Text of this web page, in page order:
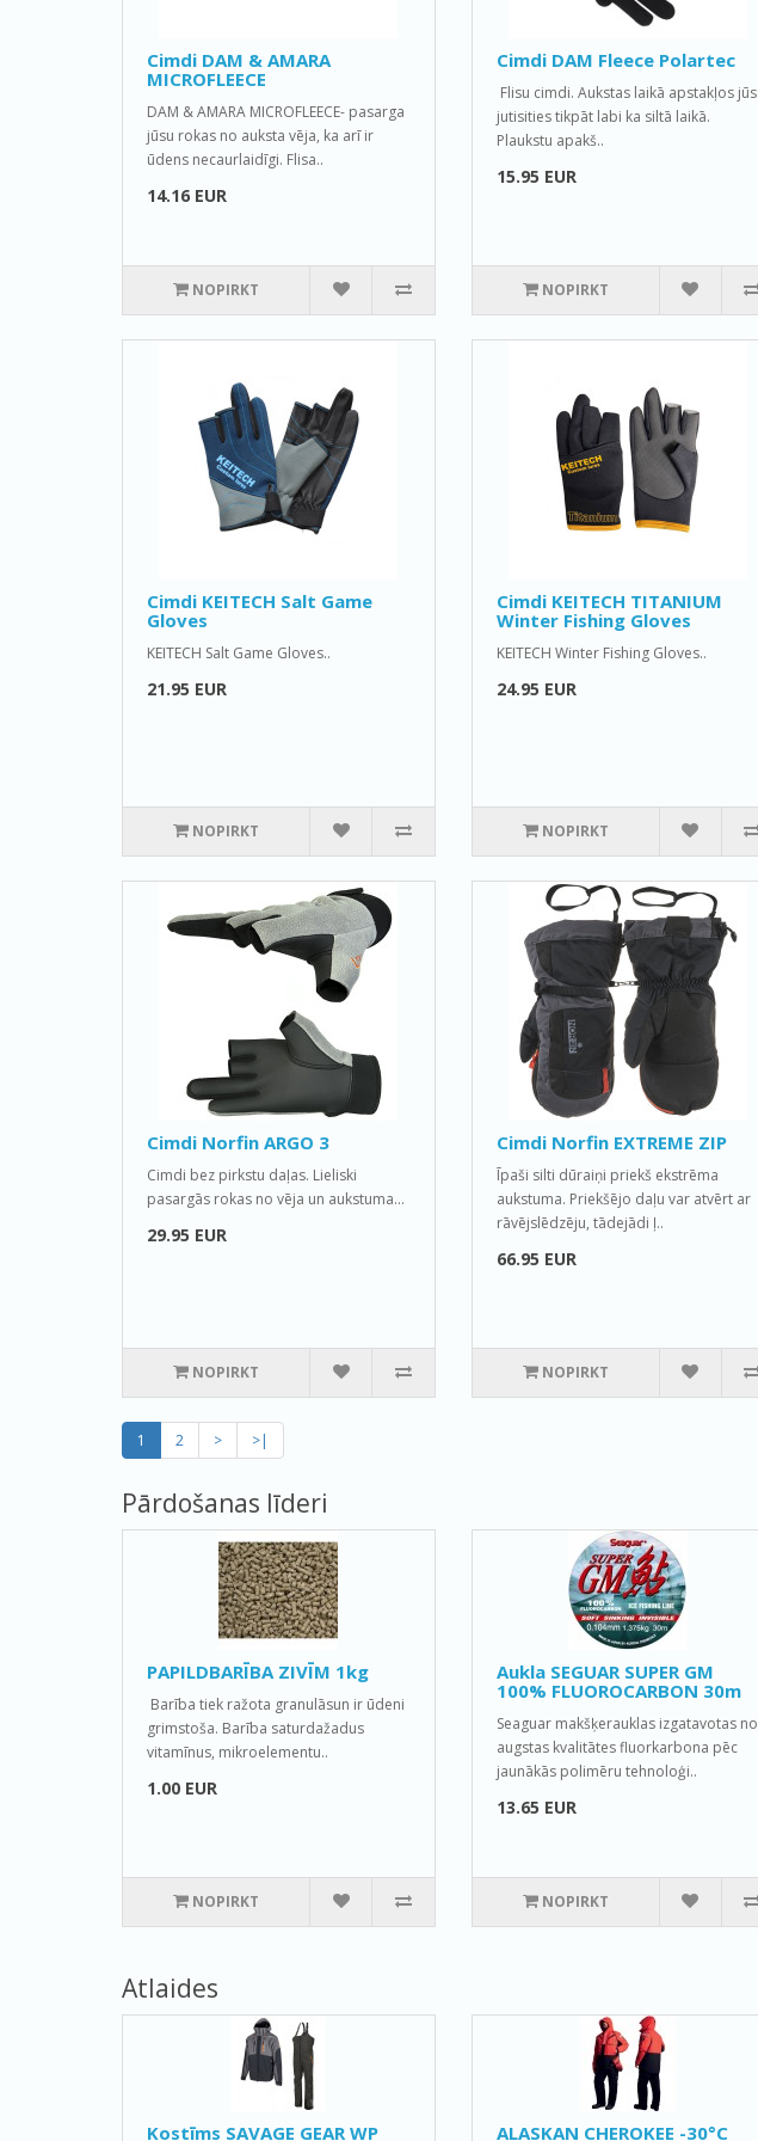
Cimdi DAM & AMARA
MICROFLEECE
DAM & AMARA MICROFLEECE- pasarga
jūsu rokas no auksta vēja, ka arī ir
ūdens necaurlaidīgi. Flisa..
14.16 EUR
NOPIRKT
Cimdi DAM Fleece Polartec
Flisu cimdi. Aukstas laikā apstakļos jūs
jutisities tikpāt labi ka siltā laikā.
Plaukstu apakš..
15.95 EUR
NOPIRKT
Cimdi KEITECH Salt Game
Gloves
KEITECH Salt Game Gloves..
21.95 EUR
NOPIRKT
Cimdi KEITECH TITANIUM
Winter Fishing Gloves
KEITECH Winter Fishing Gloves..
24.95 EUR
NOPIRKT
Cimdi Norfin ARGO 3
Cimdi bez pirkstu daļas. Lieliski
pasargās rokas no vēja un aukstuma...
29.95 EUR
NOPIRKT
Cimdi Norfin EXTREME ZIP
Īpaši silti dūraiņi priekš ekstrēma
aukstuma. Priekšējo daļu var atvērt ar
rāvējslēdzēju, tādejādi ļ..
66.95 EUR
NOPIRKT
1 2 > >|
Pārdošanas līderi
PAPILDBARĪBA ZIVĪM 1kg
Barība tiek ražota granulāsun ir ūdeni
grimstoša. Barība saturdažadus
vitamīnus, mikroelementu..
1.00 EUR
NOPIRKT
Aukla SEGUAR SUPER GM
100% FLUOROCARBON 30m
Seaguar makšķerauklas izgatavotas no
augstas kvalitātes fluorkarbona pēc
jaunākās polimēru tehnoloģi..
13.65 EUR
NOPIRKT
Atlaides
Kostīms SAVAGE GEAR WP
ALASKAN CHEROKEE -30°C